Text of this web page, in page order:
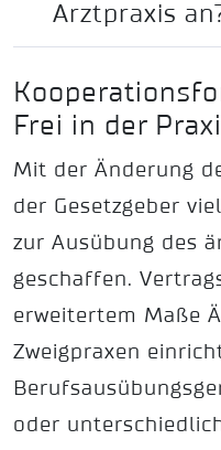
Arztpraxis
Frei in der
Mit der Änderung
der Gesetzgeber
zur Ausübung des
geschaffen.
erweitertem Maße
Zweigpraxen
oder